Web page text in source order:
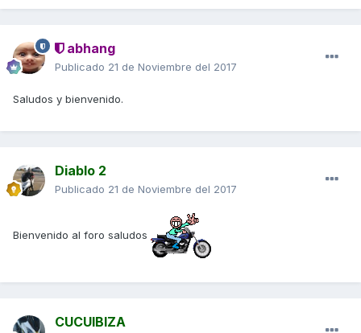
abhang
Publicado 21 de Noviembre del 2017
Saludos y bienvenido.
Diablo 2
Publicado 21 de Noviembre del 2017
Bienvenido al foro saludos
CUCUIBIZA